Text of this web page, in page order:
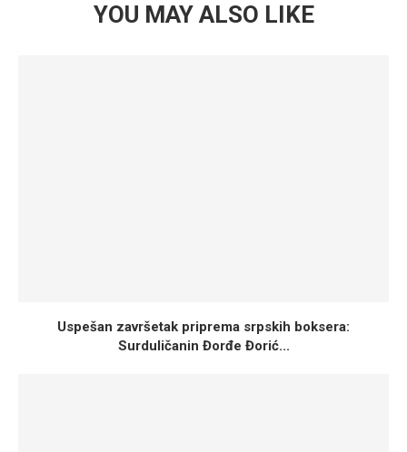
YOU MAY ALSO LIKE
Uspešan završetak priprema srpskih boksera:
Surduličanin Đorđe Đorić...